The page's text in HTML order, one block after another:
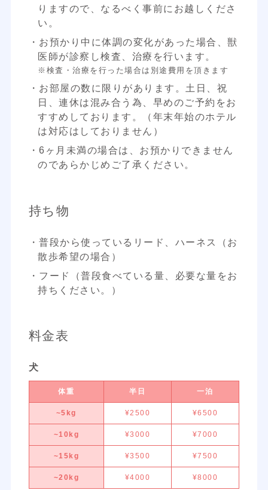
りますので、なるべく事前にお越しくださ
い。
・お預かり中に体調の変化があった場合、獣
医師が診察し検査、治療を行います。
※検査・治療を行った場合は別途費用を頂きます
・お部屋の数に限りがあります。土日、祝
日、連休は混み合う為、早めのご予約をお
すすめしております。（年末年始のホテル
は対応はしておりません）
・6ヶ月未満の場合は、お預かりできません
のであらかじめご了承ください。
持ち物
・普段から使っているリード、ハーネス（お
散歩希望の場合）
・フード（普段食べている量、必要な量をお
持ちください。）
料金表
犬
体重 半日 一泊
~5kg ¥2500 ¥6500
~10kg ¥3000 ¥7000
~15kg ¥3500 ¥7500
~20kg ¥4000 ¥8000